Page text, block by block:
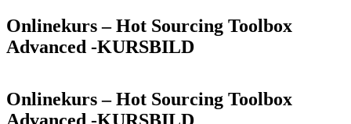
Onlinekurs – Hot Sourcing Toolbox
Advanced -KURSBILD
Onlinekurs – Hot Sourcing Toolbox
Advanced -KURSBILD